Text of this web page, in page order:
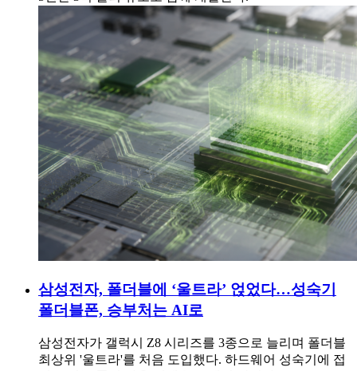
삼성전자, 폴더블에 ‘울트라’ 얹었다…성숙기
폴더블폰, 승부처는 AI로
삼성전자가 갤럭시 Z8 시리즈를 3종으로 늘리며 폴더블
최상위 '울트라'를 처음 도입했다. 하드웨어 성숙기에 접